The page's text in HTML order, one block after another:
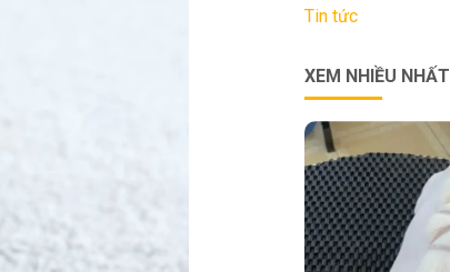
Tin tức
XEM NHIỀU NHẤT